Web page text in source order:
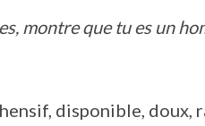
montre que tu es un
disponible, doux,